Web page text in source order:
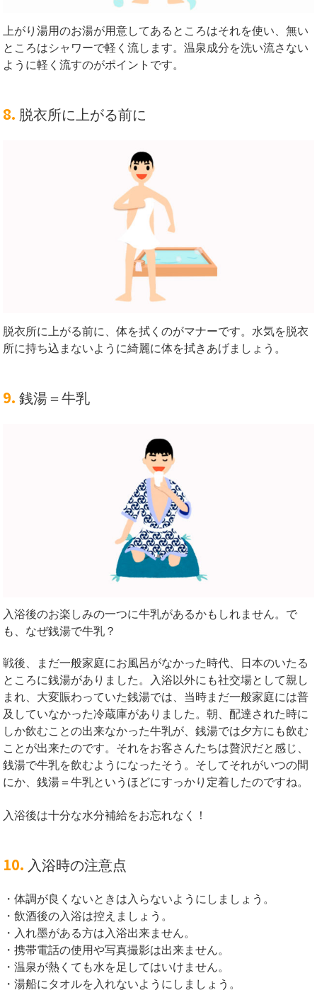
上がり湯用のお湯が用意してあるところはそれを使い、無い
ところはシャワーで軽く流します。温泉成分を洗い流さない
ように軽く流すのがポイントです。
8. 脱衣所に上がる前に
脱衣所に上がる前に、体を拭くのがマナーです。水気を脱衣
所に持ち込まないように綺麗に体を拭きあげましょう。
9.銭湯＝牛乳
入浴後のお楽しみの一つに牛乳があるかもしれません。 で
も、なぜ銭湯で牛乳？
戦後、まだ一般家庭にお風呂がなかった時代、日本のいたる
ところに銭湯がありました。入浴以外にも社交場として親し
まれ、大変賑わっていた銭湯では、当時まだ一般家庭には普
及していなかった冷蔵庫がありました。朝、配達された時に
しか飲むことの出来なかった牛乳が、銭湯では夕方にも飲む
ことが出来たのです。それをお客さんたちは贅沢だと感じ、
銭湯で牛乳を飲むようになったそう。そしてそれがいつの間
にか、銭湯＝牛乳というほどにすっかり定着したのですね。
入浴後は十分な水分補給をお忘れなく！
10. 入浴時の注意点
・体調が良くないときは入らないようにしましょう。
・飲酒後の入浴は控えましょう。
・入れ墨がある方は入浴出来ません。
・携帯電話の使用や写真撮影は出来ません。
・温泉が熱くても水を足してはいけません。
・湯船にタオルを入れないようにしましょう。